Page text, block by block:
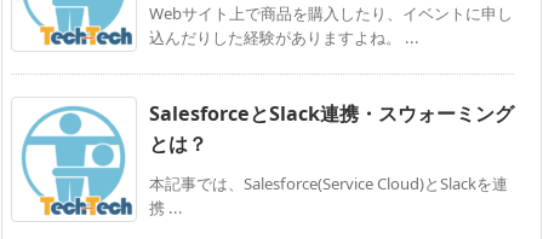
Webサイト上で商品を購入したり、イベントに申し
込んだりした経験がありますよね。 ...
SalesforceとSlack連携・スウォーミング
とは？
本記事では、Salesforce(Service Cloud)とSlackを連
携 ...